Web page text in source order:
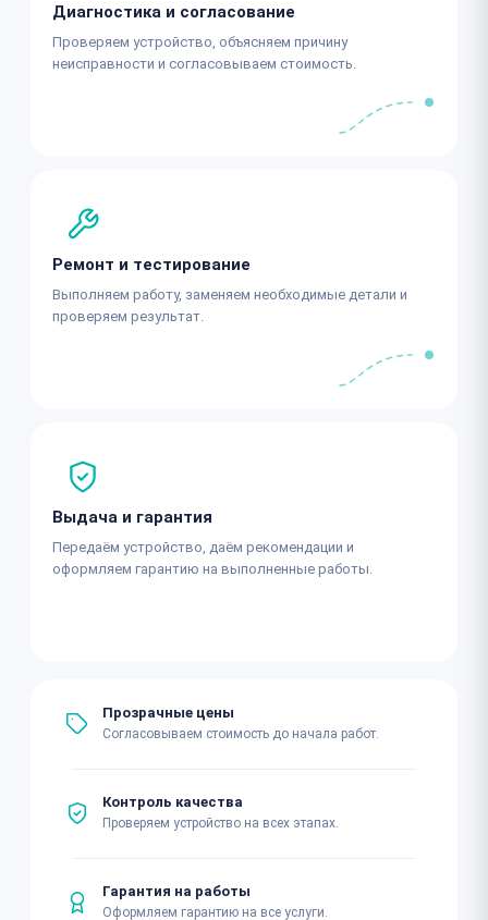
Диагностика и согласование
Проверяем устройство, объясняем причину
неисправности и согласовываем стоимость.
Ремонт и тестирование
Выполняем работу, заменяем необходимые детали и
проверяем результат.
Выдача и гарантия
Передаём устройство, даём рекомендации и
оформляем гарантию на выполненные работы.
Прозрачные цены
Согласовываем стоимость до начала работ.
Контроль качества
Проверяем устройство на всех этапах.
Гарантия на работы
Оформляем гарантию на все услуги.